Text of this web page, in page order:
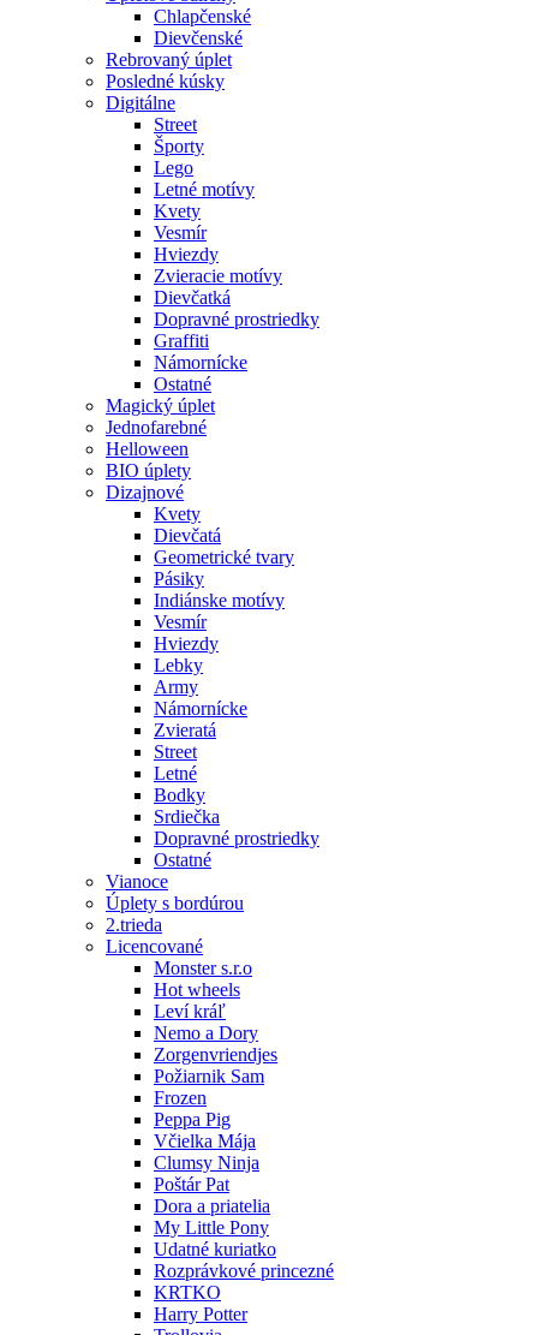
Chlapčenské
Dievčenské
Rebrovaný úplet
Posledné kúsky
Digitálne
Street
Športy
Lego
Letné motívy
Kvety
Vesmír
Hviezdy
Zvieracie motívy
Dievčatká
Dopravné prostriedky
Graffiti
Námornícke
Ostatné
Magický úplet
Jednofarebné
Helloween
BIO úplety
Dizajnové
Kvety
Dievčatá
Geometrické tvary
Pásiky
Indiánske motívy
Vesmír
Hviezdy
Lebky
Army
Námornícke
Zvieratá
Street
Letné
Bodky
Srdiečka
Dopravné prostriedky
Ostatné
Vianoce
Úplety s bordúrou
2.trieda
Licencované
Monster s.r.o
Hot wheels
Leví kráľ
Nemo a Dory
Zorgenvriendjes
Požiarnik Sam
Frozen
Peppa Pig
Včielka Mája
Clumsy Ninja
Poštár Pat
Dora a priatelia
My Little Pony
Udatné kuriatko
Rozprávkové princezné
KRTKO
Harry Potter